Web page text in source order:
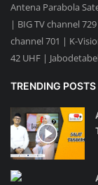
Antena Parabola
| BIG TV channel
channel 701 | K-
42 UHF |
TRENDING POSTS